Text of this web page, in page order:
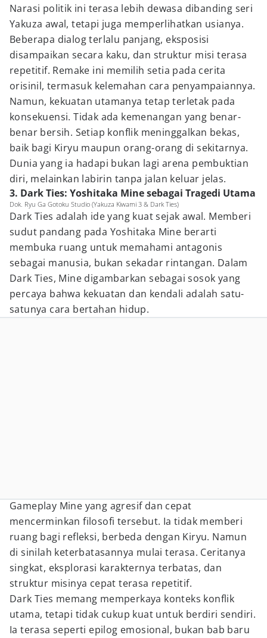
Narasi politik ini terasa lebih dewasa dibanding seri
Yakuza awal, tetapi juga memperlihatkan usianya.
Beberapa dialog terlalu panjang, eksposisi
disampaikan secara kaku, dan struktur misi terasa
repetitif. Remake ini memilih setia pada cerita
orisinil, termasuk kelemahan cara penyampaiannya.
Namun, kekuatan utamanya tetap terletak pada
konsekuensi. Tidak ada kemenangan yang benar-
benar bersih. Setiap konflik meninggalkan bekas,
baik bagi Kiryu maupun orang-orang di sekitarnya.
Dunia yang ia hadapi bukan lagi arena pembuktian
diri, melainkan labirin tanpa jalan keluar jelas.
3. Dark Ties: Yoshitaka Mine sebagai Tragedi Utama
Dok. Ryu Ga Gotoku Studio (Yakuza Kiwami 3 & Dark Ties)
Dark Ties adalah ide yang kuat sejak awal. Memberi
sudut pandang pada Yoshitaka Mine berarti
membuka ruang untuk memahami antagonis
sebagai manusia, bukan sekadar rintangan. Dalam
Dark Ties, Mine digambarkan sebagai sosok yang
percaya bahwa kekuatan dan kendali adalah satu-
satunya cara bertahan hidup.
Gameplay Mine yang agresif dan cepat
mencerminkan filosofi tersebut. Ia tidak memberi
ruang bagi refleksi, berbeda dengan Kiryu. Namun
di sinilah keterbatasannya mulai terasa. Ceritanya
singkat, eksplorasi karakternya terbatas, dan
struktur misinya cepat terasa repetitif.
Dark Ties memang memperkaya konteks konflik
utama, tetapi tidak cukup kuat untuk berdiri sendiri.
Ia terasa seperti epilog emosional, bukan bab baru